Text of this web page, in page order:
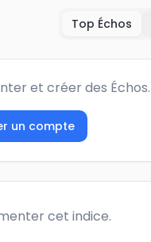
Top Échos
et créer des Échos.
un compte
cet indice.